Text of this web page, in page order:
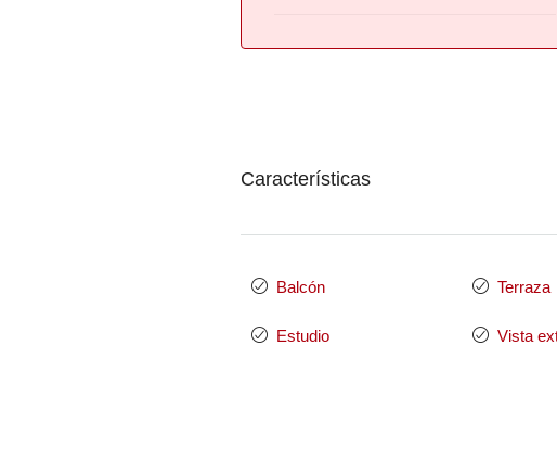
Características
Balcón
Estudio
Terraza
Vista